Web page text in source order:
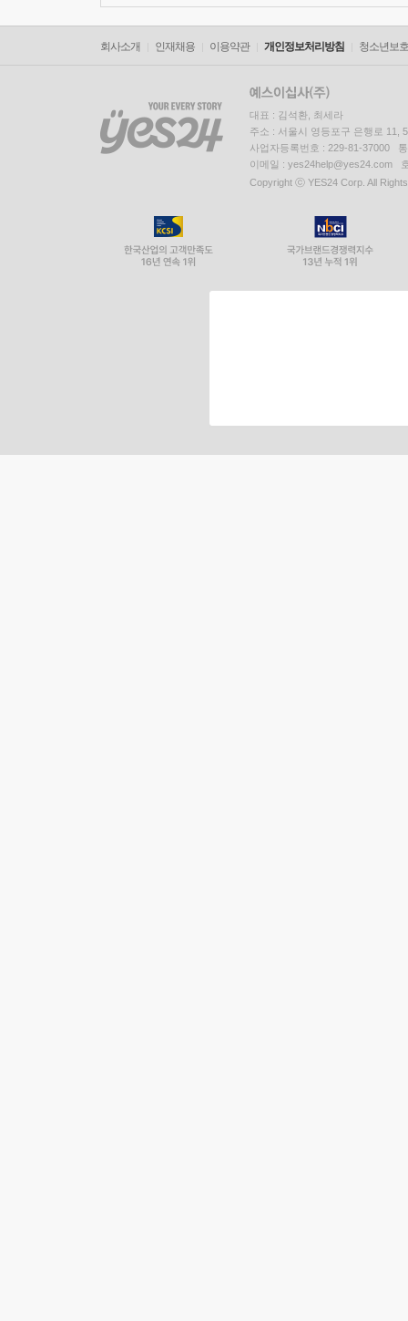
회사소개 인재채용 이용약관 개인정보처리방침 청소년보
대표 : 김석환, 최세라
주소 : 서울시 영등포구 은행로 11,
사업자등록번호 : 229-81-37000
이메일 : yes24help@yes24.com
Copyright ⓒ YES24 Corp. All